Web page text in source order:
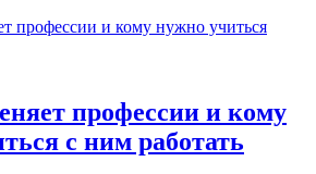
профессии и кому
с ним работать